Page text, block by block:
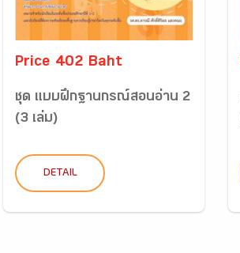
Price 402 Baht
ชุด แบบฝึกฐานกรณ์สอนอ่าน 2
(3 เล่ม)
DETAIL